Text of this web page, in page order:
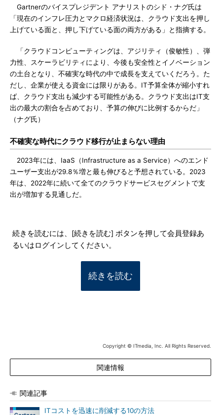
Gartnerのバイスプレジデント アナリストのシド・ナグ氏は
「現在のインフレ圧力とマクロ経済状況は、クラウド支出を押し
上げている面と、押し下げている面の両方がある」と指摘する。
「クラウドコンピューティングは、アジリティ（俊敏性）、弾
力性、スケーラビリティにより、今後も安全性とイノベーション
の土台となり、不確実な時代の中で成長を支えていくだろう。た
だし、企業が使える資金には限りがある。IT予算全体が縮小すれ
ば、クラウド支出も減少する可能性がある。クラウド支出はIT支
出の最大の割合を占めており、予算の伸びに比例するからだ」
（ナグ氏）
不確実な時代にクラウド移行が止まらない理由
2023年には、IaaS（Infrastructure as a Service）へのエンド
ユーザー支出が29.8％増と最も伸びると予想されている。2023
年は、2022年に続いて全てのクラウドサービスセグメントで支
出が増加する見通しだ。
続きを読むには、[続きを読む] ボタンを押して会員登録あ
るいはログインしてください。
続きを読む
Copyright © ITmedia, Inc. All Rights Reserved.
関連情報
関連記事
ITコストを迅速に削減する10の方法